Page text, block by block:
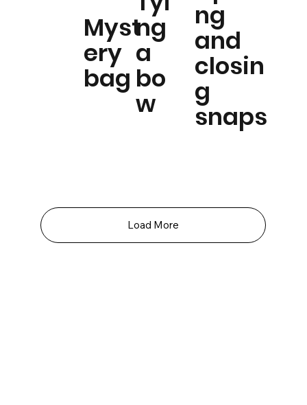
Myst
ery
bag
ng
a
bo
w
ng
and
closin
g
snaps
Load More